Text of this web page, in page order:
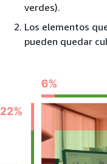
verdes).
Los elementos
pueden quedar